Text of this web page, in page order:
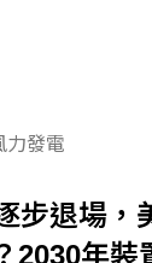
力發電
步退場，
2030年裝